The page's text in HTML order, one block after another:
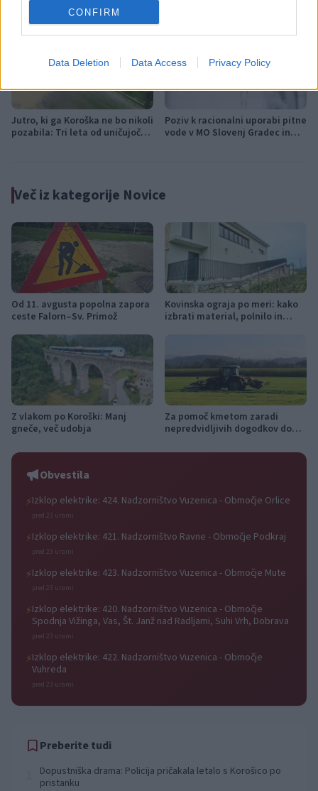
CONFIRM
Data Deletion Data Access Privacy Policy
Pol stoletja glasbe na tromeji:
Graška Gora obeležuje 50.
jubilejni festival narodno-
»Srnica«
Jutro, ki ga Koroška ne bo nikoli
pozabila: Tri leta od uničujoče
Poziv k racionalni uporabi pitne
vode v MO Slovenj Gradec in
Več iz kategorije Novice
Od 11. avgusta popolna zapora
ceste Falorn–Sv. Primož
Kovinska ograja po meri: kako
izbrati material, polnilo in
Z vlakom po Koroški: Manj
gneče, več udobja
Za pomoč kmetom zaradi
nepredvidljivih dogodkov do
Obvestila
⚡Izklop elektrike: 424. Nadzorništvo Vuzenica - Območje Orlice
pred 23 urami
⚡Izklop elektrike: 421. Nadzorništvo Ravne - Območje Podkraj
pred 23 urami
⚡Izklop elektrike: 423. Nadzorništvo Vuzenica - Območje Mute
pred 23 urami
⚡Izklop elektrike: 420. Nadzorništvo Vuzenica - Območje
Spodnja Vižinga, Vas, Št. Janž nad Radljami, Suhi Vrh, Dobrava
pred 23 urami
⚡Izklop elektrike: 422. Nadzorništvo Vuzenica - Območje
Vuhreda
pred 23 urami
Preberite tudi
Dopustniška drama: Policija pričakala letalo s Korošico po
pristanku